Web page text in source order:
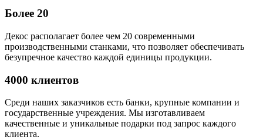
Более 20
Декос располагает более чем 20 современными
производственными станками, что позволяет обеспечивать
безупречное качество каждой единицы продукции.
4000 клиентов
Среди наших заказчиков есть банки, крупные компании и
государственные учреждения. Мы изготавливаем
качественные и уникальные подарки под запрос каждого
клиента.